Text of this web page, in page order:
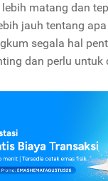
matang dan
jauh tentang
segala hal
dan perlu untuk